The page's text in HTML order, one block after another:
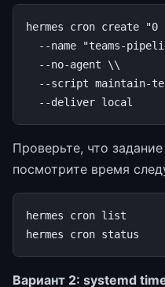
hermes cron create "0
--name
"teams-
--no-agent
\\
--script maintain-
--deliver local
Проверьте, что
посмотрите время
hermes cron list
hermes
cron status
Вариант 2: systemd